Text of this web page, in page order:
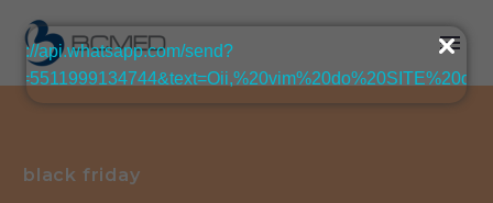
black friday